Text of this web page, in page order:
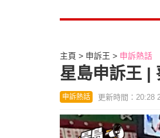
主頁 申訴王 申訴熱話
星島申訴王 |
申訴熱話 更新時間：20:28